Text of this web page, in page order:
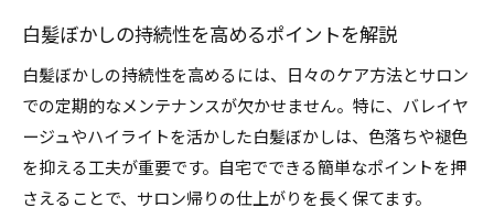
白髪ぼかしの持続性を高めるポイントを解説
白髪ぼかしの持続性を高めるには、日々のケア方法とサロン
での定期的なメンテナンスが欠かせません。特に、バレイヤ
ージュやハイライトを活かした白髪ぼかしは、色落ちや褪色
を抑える工夫が重要です。自宅でできる簡単なポイントを押
さえることで、サロン帰りの仕上がりを長く保てます。